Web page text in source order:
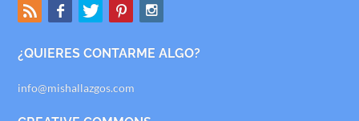
¿QUIERES CONTARME ALGO?
info@mishallazgos.com